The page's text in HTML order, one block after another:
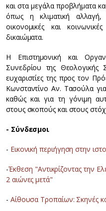
και στα μεγάλα προβλήματα
όπως η κλιματική
οικονομικές και
δικαιώματα.
Η Επιστημονική και
Συνεδρίου της Θεολογικής
ευχαριστίες της προς τον
Κωνσταντίνο Αν. Τασούλα
καθώς και για τη γόνιμη
στους σκοπούς και στους
- Σύνδεσμοι
- Εικονική περιήγηση στην
-Έκθεση "Αντικρίζοντας την
2 αιώνες μετά"
- Αίθουσα Τροπαίων: Σκηνές